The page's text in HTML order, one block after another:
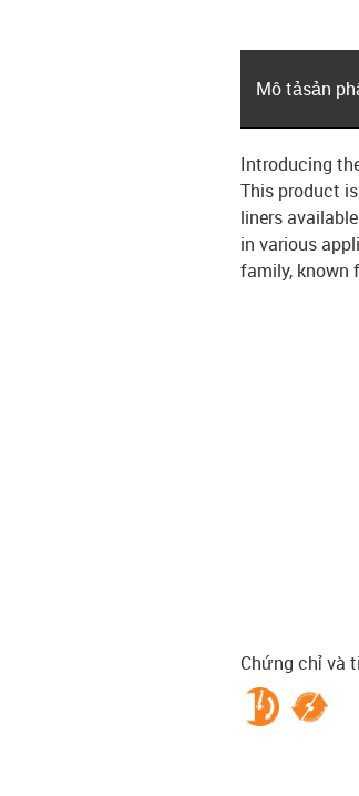
Mô tả­sản
Introducing
This product
liners
in various
family, known
Chứng chỉ và